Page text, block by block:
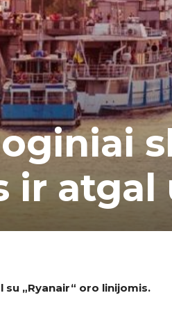
ir atgal
su „Ryanair“ oro linijomis.